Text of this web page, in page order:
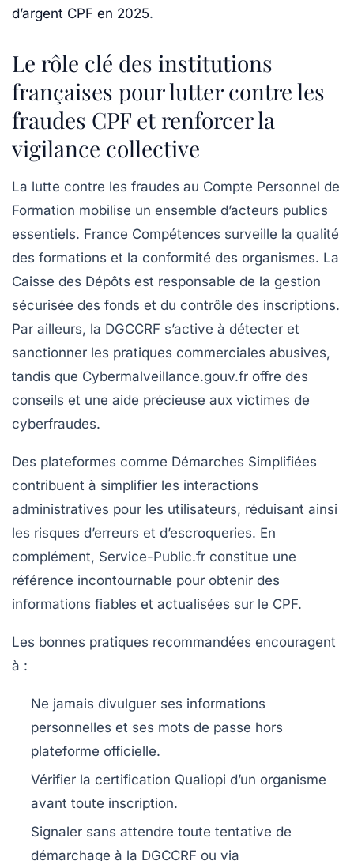
d’argent CPF en 2025.
Le rôle clé des institutions
françaises pour lutter contre les
fraudes CPF et renforcer la
vigilance collective
La lutte contre les fraudes au Compte Personnel de
Formation mobilise un ensemble d’acteurs publics
essentiels. France Compétences surveille la qualité
des formations et la conformité des organismes. La
Caisse des Dépôts est responsable de la gestion
sécurisée des fonds et du contrôle des inscriptions.
Par ailleurs, la DGCCRF s’active à détecter et
sanctionner les pratiques commerciales abusives,
tandis que Cybermalveillance.gouv.fr offre des
conseils et une aide précieuse aux victimes de
cyberfraudes.
Des plateformes comme Démarches Simplifiées
contribuent à simplifier les interactions
administratives pour les utilisateurs, réduisant ainsi
les risques d’erreurs et d’escroqueries. En
complément, Service-Public.fr constitue une
référence incontournable pour obtenir des
informations fiables et actualisées sur le CPF.
Les bonnes pratiques recommandées encouragent
à :
Ne jamais divulguer ses informations
personnelles et ses mots de passe hors
plateforme officielle.
Vérifier la certification Qualiopi d’un organisme
avant toute inscription.
Signaler sans attendre toute tentative de
démarchage à la DGCCRF ou via